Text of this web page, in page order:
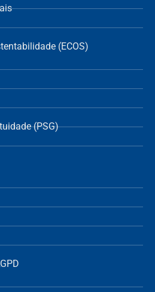
(ECOS)
(PSG)